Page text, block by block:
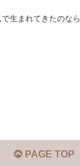
生まれてきたのなら
PAGE TOP